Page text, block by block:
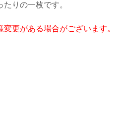
りの一枚です。
更がある場合がございます。